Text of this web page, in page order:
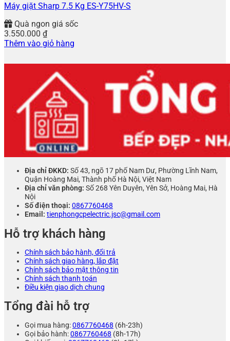
Máy giặt Sharp 7.5 Kg ES-Y75HV-S
Quà ngon giá sốc
3.550.000 ₫
Thêm vào giỏ hàng
Địa chỉ ĐKKD: Số 43, ngõ 17 phố Nam Dư, Phường Lĩnh Nam,
Quận Hoàng Mai, Thành phố Hà Nội, Việt Nam
Địa chỉ văn phòng: Số 268 Yên Duyên, Yên Sở, Hoàng Mai, Hà
Nội
Số điện thoại: 0867760468
Email: tienphongcpelectric.jsc@gmail.com
Hỗ trợ khách hàng
Chính sách bảo hành, đổi trả
Chính sách giao hàng, lắp đặt
Chính sách bảo mật thông tin
Chính sách thanh toán
Điều kiện giao dịch chung
Tổng đài hỗ trợ
Gọi mua hàng:0867760468 (6h-23h)
Gọi bảo hành:0867760468 (8h-17h)